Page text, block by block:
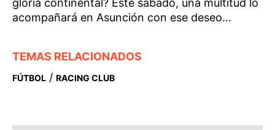
acompañará en Asunción con ese deseo…
TEMAS RELACIONADOS
FÚTBOL / RACING CLUB